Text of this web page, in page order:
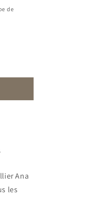
de
Ana
les